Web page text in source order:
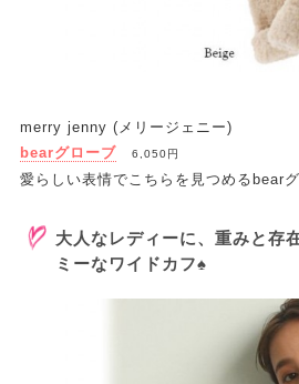
merry jenny (メリージェニー)
bearグローブ
6,050円
愛らしい表情でこちらを見つめるbear
大人なレディーに、重みと存
ミーなワイドカフ♠